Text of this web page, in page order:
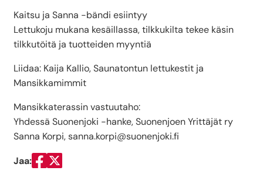
Kaitsu ja Sanna -bändi esiintyy
Lettukoju mukana kesäillassa, tilkkukilta tekee käsin
tilkkutöitä ja tuotteiden myyntiä
Liidaa: Kaija Kallio, Saunatontun lettukestit ja
Mansikkamimmit
Mansikkaterassin vastuutaho:
Yhdessä Suonenjoki -hanke, Suonenjoen Yrittäjät ry
Sanna Korpi, sanna.korpi@suonenjoki.fi
Jaa:
Jaa Facebookissa
Jaa Twitterissä